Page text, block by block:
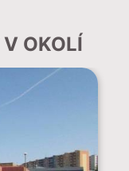
OKOLÍ